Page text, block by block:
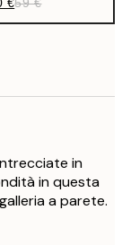
in
in questa
a parete.